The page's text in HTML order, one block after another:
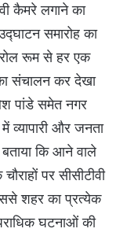
कैमरे लगाने का
समारोह का
रूम से हर एक
संचालन कर देखा
पांडे समेत नगर
व्यापारी और जनता
कि आने वाले
पर सीसीटीवी
शहर का प्रत्येक
घटनाओं की